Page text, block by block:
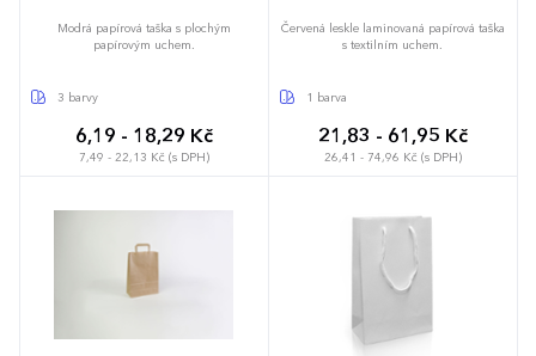
Modrá papírová taška s plochým
papírovým uchem.
3 barvy
6,19 - 18,29 Kč
7,49 - 22,13 Kč (s DPH)
Červená leskle laminovaná papírová taška
s textilním uchem.
1 barva
21,83 - 61,95 Kč
26,41 - 74,96 Kč (s DPH)